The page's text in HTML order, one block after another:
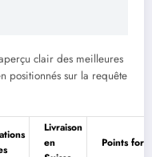
clair des meilleures
positionnés sur la requête
Livraison
en
Points forts